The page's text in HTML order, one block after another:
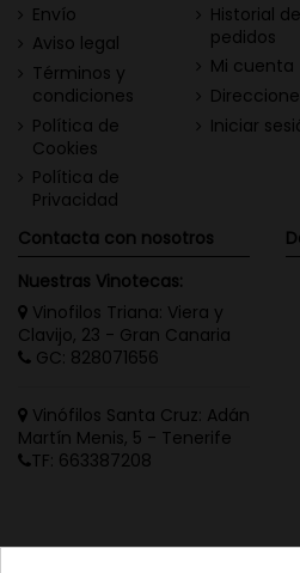
Envío
Aviso legal
Términos y
condiciones
Política de
Cookies
Política de
Privacidad
Historial de
pedidos
Mi cuenta
Iniciar
Contacta con nosotros
Nuestras Vinotecas:
Vinofilos Triana: Viera y
Clavijo, 23 - Gran Canaria
GC: 828071656
Vinófilos Santa Cruz: Adán
Martín Menis, 5 - Tenerife
TF: 663387208